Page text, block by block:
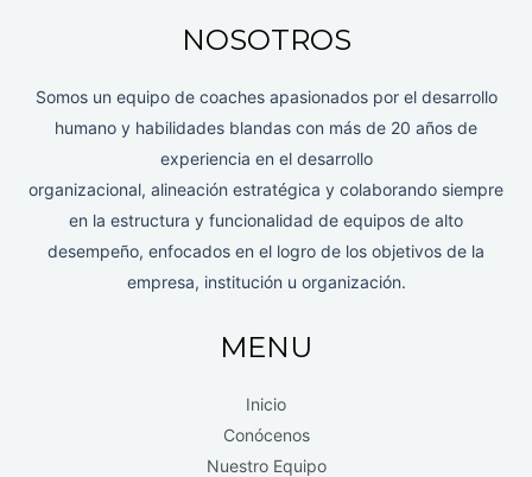
NOSOTROS
Somos un equipo de coaches apasionados por el desarrollo
humano y habilidades blandas con más de 20 años de
experiencia en el desarrollo
organizacional, alineación estratégica y colaborando siempre
en la estructura y funcionalidad de equipos de alto
desempeño, enfocados en el logro de los objetivos de la
empresa, institución u organización.
MENU
Inicio
Conócenos
Nuestro Equipo